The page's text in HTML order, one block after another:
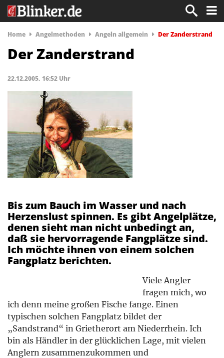
Home Angelmethoden Angeln allgemein Der Zanderstrand
Der Zanderstrand
22.12.2005, 16:52 Uhr
Bis zum Bauch im Wasser und nach
Herzenslust spinnen. Es gibt Angelplätze,
denen sieht man nicht unbedingt an,
daß sie hervorragende Fangplätze sind.
Ich möchte ihnen von einem solchen
Fangplatz berichten.
Viele Angler
fragen mich, wo
ich denn meine großen Fische fange. Einen
typischen solchen Fangplatz bildet der
„Sandstrand“ in Grietherort am Niederrhein. Ich
bin als Händler in der glücklichen Lage, mit vielen
Anglern zusammenzukommen und